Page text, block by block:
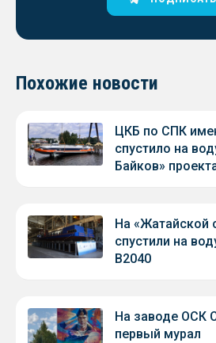
Похожие новости
ЦКБ по СПК
спустило на
Байков»
На «Жатайской
спустили на
В2040
На заводе ОСК
первый мурал